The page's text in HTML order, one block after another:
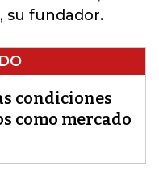
su fundador.
condiciones
como mercado